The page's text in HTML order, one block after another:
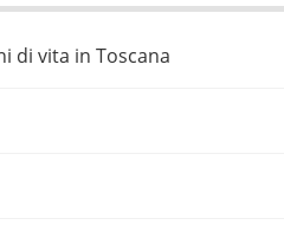
di vita in Toscana